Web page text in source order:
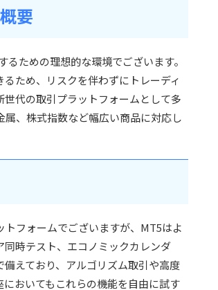
要
ための理想的な環境でございます。
ため、リスクを伴わずにトレーディ
代の取引プラットフォームとして多
、株式指数など幅広い商品に対応し
フォームでございますが、MT5はよ
時テスト、エコノミックカレンダ
えており、アルゴリズム取引や高度
おいてもこれらの機能を自由に試す